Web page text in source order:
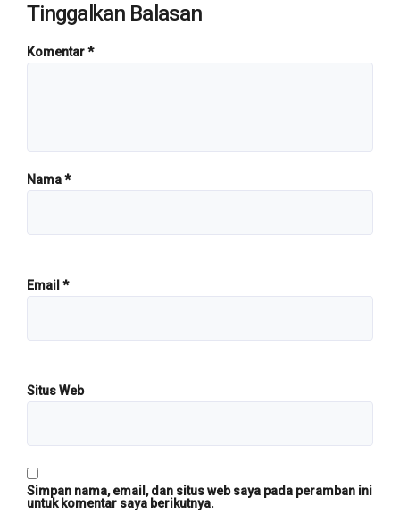
Tinggalkan Balasan
Komentar*
Nama*
Email *
Situs Web
Simpan nama, email, dan situs web saya pada peramban ini
untuk komentar saya berikutnya.